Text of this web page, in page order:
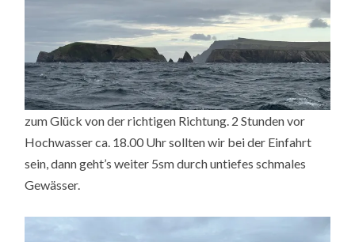
zum Glück von der richtigen Richtung. 2 Stunden vor
Hochwasser ca. 18.00 Uhr sollten wir bei der Einfahrt
sein, dann geht’s weiter 5sm durch untiefes schmales
Gewässer.